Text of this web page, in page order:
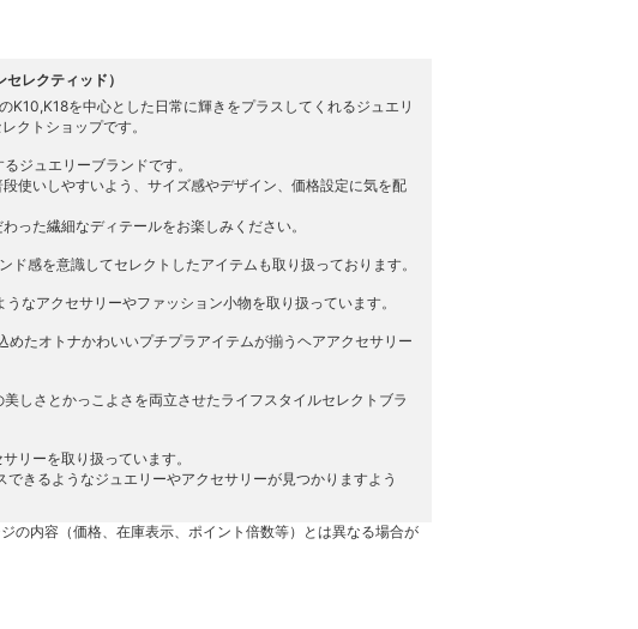
レクティッド）
K10,K18を中心とした日常に輝きをプラスしてくれるジュエリ
クトショップです。
ジュエリーブランドです。
使いしやすいよう、サイズ感やデザイン、価格設定に気を配
った繊細なディテールをお楽しみください。
感を意識してセレクトしたアイテムも取り扱っております。
なアクセサリーやファッション小物を取り扱っています。
たオトナかわいいプチプラアイテムが揃うヘアアクセサリー
しさとかっこよさを両立させたライフスタイルセレクトブラ
リーを取り扱っています。
きるようなジュエリーやアクセサリーが見つかりますよう
の内容（価格、在庫表示、ポイント倍数等）とは異なる場合が